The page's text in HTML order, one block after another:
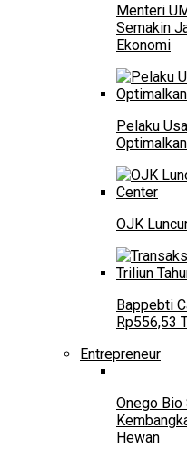
Menteri
Semakin
Ekonomi
Pelaku
OJK
Bappebti
Rp556,53
Entrepreneur
Onego Bio
Hewan